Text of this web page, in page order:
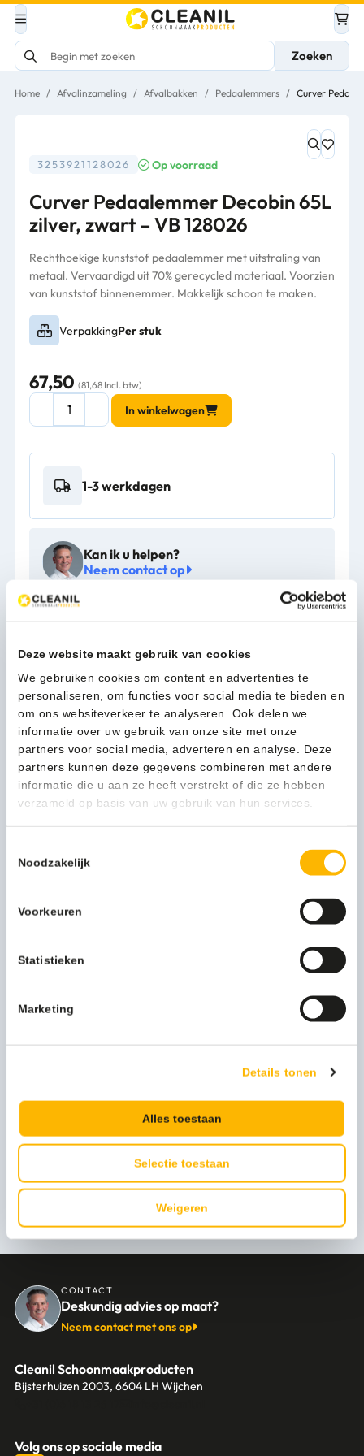
Deze website maakt gebruik van cookies
We gebruiken cookies om content en advertenties te
personaliseren, om functies voor social media te bieden en
om ons websiteverkeer te analyseren. Ook delen we
informatie over uw gebruik van onze site met onze
partners voor social media, adverteren en analyse. Deze
partners kunnen deze gegevens combineren met andere
informatie die u aan ze heeft verstrekt of die ze hebben
verzameld op basis van uw gebruik van hun services.
Noodzakelijk
Voorkeuren
Statistieken
Marketing
Details tonen
Alles toestaan
Selectie toestaan
Weigeren
Zoeken
Home / Afvalinzameling / Afvalbakken / Pedaalemmers / Curver
3253921128026 Op voorraad
Curver Pedaalemmer Decobin 65L
zilver, zwart – VB 128026
Rechthoekige kunststof pedaalemmer met uitstraling van
metaal. Vervaardigd uit 70% gerecycled materiaal. Voorzien
van kunststof binnenemmer. Makkelijk schoon te maken.
VerpakkingPer stuk
67,50 (81,68 Incl. btw)
Curver
Pedaalemmer
65L
zwart
128026
aantal
In winkelwagen
1-3 werkdagen
Kan ik u helpen?
Neem contact op
Meer productinformatie
Gewicht (kg) 2,5 kg
Verpakkingseenheid Per stuk
Functionele productnaam Pedaalemmer
Artikel inhoud ltr
Artikel breedte mm
Curver
Kleur Zilver
Levertijd 1-3 werkdagen
Bekijk alle specificaties
Persoonlijk advies nodig?
CONTACT
Deskundig advies op maat?
Neem contact met ons op
Cleanil Schoonmaakproducten
Bijsterhuizen 2003, 6604 LH Wijchen
Volg ons op sociale media